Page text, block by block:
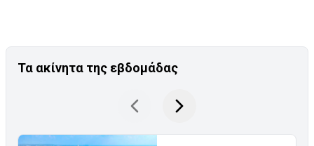
Τα ακίνητα της εβδομάδας